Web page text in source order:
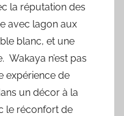
la réputation des
avec lagon aux
blanc, et une
Wakaya n’est pas
expérience de
un décor à la
le réconfort de